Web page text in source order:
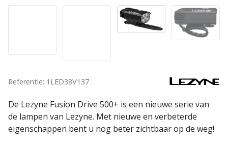
Referentie: 1LED38V137
De Lezyne Fusion Drive 500+ is een nieuwe serie van
de lampen van Lezyne. Met nieuwe en verbeterde
eigenschappen bent u nog beter zichtbaar op de weg!